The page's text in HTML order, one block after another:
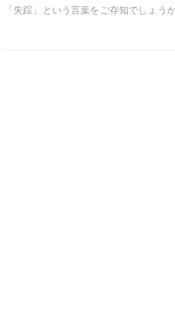
「失踪」という言葉をご存知でしょう